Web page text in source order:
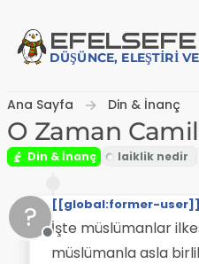
EFELSEFE
DÜŞÜNCE, ELEŞTIRI
Ana Sayfa Din & İnanç
O Zaman
Din & İnanç
?
Çevrimdışı
[[global:former-user]]
İşte müslümanlar
müslümanla asla